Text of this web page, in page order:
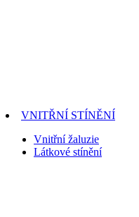
VNITŘNÍ STÍNĚNÍ
Vnitřní žaluzie
Látkové stínění